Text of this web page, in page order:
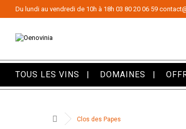
Du lundi au vendredi de 10h à 18h 03 80 20 06 59
TOUS LES VINS DOMAINES
Clos des Papes
Panneau de gestion des cookies